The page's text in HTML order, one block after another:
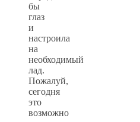
бы
глаз
и
настроила
на
необходимый
лад.
Пожалуй,
сегодня
это
возможно